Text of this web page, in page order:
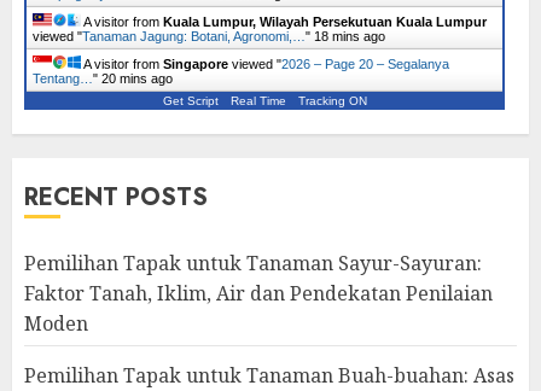
A visitor from Kuala Lumpur, Wilayah Persekutuan Kuala Lumpur
viewed "Tanaman Jagung: Botani, Agronomi,… " 18 mins ago
A visitor from Singapore viewed "2026 – Page 20 – Segalanya
Tentang… " 20 mins ago
Get Script Real Time Tracking ON
RECENT POSTS
Pemilihan Tapak untuk Tanaman Sayur-Sayuran:
Faktor Tanah, Iklim, Air dan Pendekatan Penilaian
Moden
Pemilihan Tapak untuk Tanaman Buah-buahan: Asas